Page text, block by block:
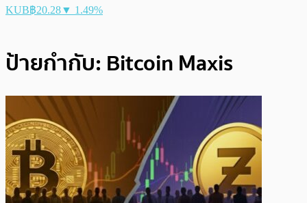
KUB฿20.28▼ 1.49%
ป้ายกำกับ: Bitcoin Maxis